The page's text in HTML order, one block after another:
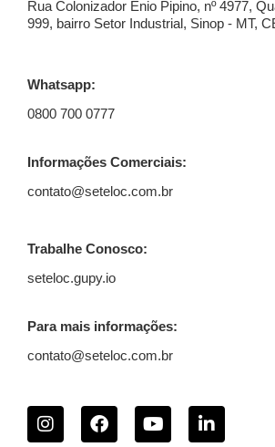
Rua Colonizador Ênio Pipino, nº 4977,
999, bairro Setor Industrial, Sinop - MT,
Whatsapp:
0800 700 0777
Informações Comerciais:
contato@seteloc.com.br
Trabalhe Conosco:
seteloc.gupy.io
Para mais informações:
contato@seteloc.com.br